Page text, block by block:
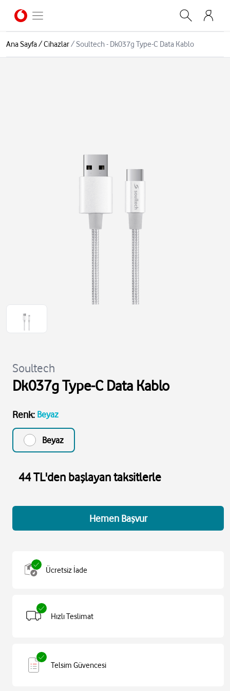
Ana Sayfa/Cihazlar/Soultech - Dk037g Type-C Data Kablo
Soultech
Dk037g Type-C Data Kablo
Renk: Beyaz
Beyaz
44 TL'den başlayan taksitlerle
Hemen Başvur
Ücretsiz İade
Hızlı Teslimat
Telsim Güvencesi